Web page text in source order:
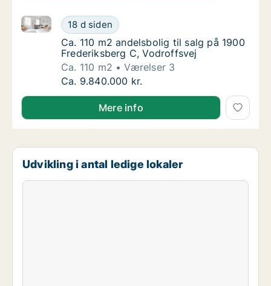
Ca. 110 m2 andelsbolig til salg på 1900
18 d siden
Ca. 110 m2 andelsbolig til salg på 1900
Ca. 110 m2 andelsbolig til salg på 1900
Ca. 110 m2 andelsbolig til salg på 1900
Frederiksberg C, Vodroffsvej
Ca. 110 m2
Værelser 3
Ca. 110 m2 andelsbolig til salg på 1900
Ca. 9.840.000 kr.
Mere info
Udvikling i antal ledige lokaler